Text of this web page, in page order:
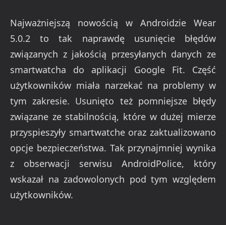
Najważniejszą nowością w Androidzie Wear
5.0.2 to tak naprawdę usunięcie błędów
związanych z jakością przesyłanych danych ze
smartwatcha do aplikacji Google Fit. Część
użytkowników miała narzekać na problemy w
tym zakresie. Usunięto też pomniejsze błędy
związane ze stabilnością, które w dużej mierze
przyspieszyły smartwatche oraz zaktualizowano
opcje bezpieczeństwa. Tak przynajmniej wynika
z obserwacji serwisu AndroidPolice, który
wskazał na zadowolonych pod tym względem
użytkowników.